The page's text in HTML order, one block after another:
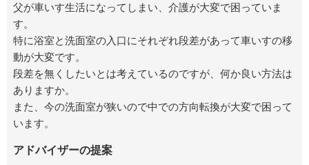
父が車いす生活になってしまい、介護が大変で困っていま
す。
特に浴室と洗面室の入口にそれぞれ段差があって車いすの移
動が大変です。
段差を無くしたいとは考えているのですが、何か良い方法は
ありますか。
また、今の洗面室が狭いので中での方向転換が大変で困って
います。
アドバイザーの提案